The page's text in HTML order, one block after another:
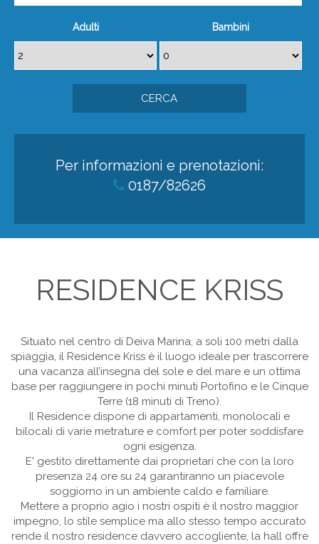
Adulti Bambini
Per informazioni e prenotazioni:
0187/82626
RESIDENCE KRISS
Situato nel centro di Deiva Marina, a soli 100 metri dalla
spiaggia, il Residence Kriss è il luogo ideale per trascorrere
una vacanza all’insegna del sole e del mare e un ottima
base per raggiungere in pochi minuti Portofino e le Cinque
Terre (18 minuti di Treno).
Il Residence dispone di appartamenti, monolocali e
bilocali di varie metrature e comfort per poter soddisfare
ogni esigenza.
E' gestito direttamente dai proprietari che con la loro
presenza 24 ore su 24 garantiranno un piacevole
soggiorno in un ambiente caldo e familiare.
Mettere a proprio agio i nostri ospiti è il nostro maggior
impegno, lo stile semplice ma allo stesso tempo accurato
rende il nostro residence davvero accogliente, la hall offre